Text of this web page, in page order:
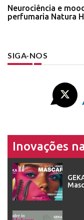
Neurociência e
perfumaria Natura
SIGA-NOS
Inovações